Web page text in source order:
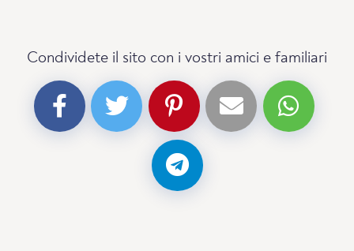
Condividete il sito con i vostri amici e familiari